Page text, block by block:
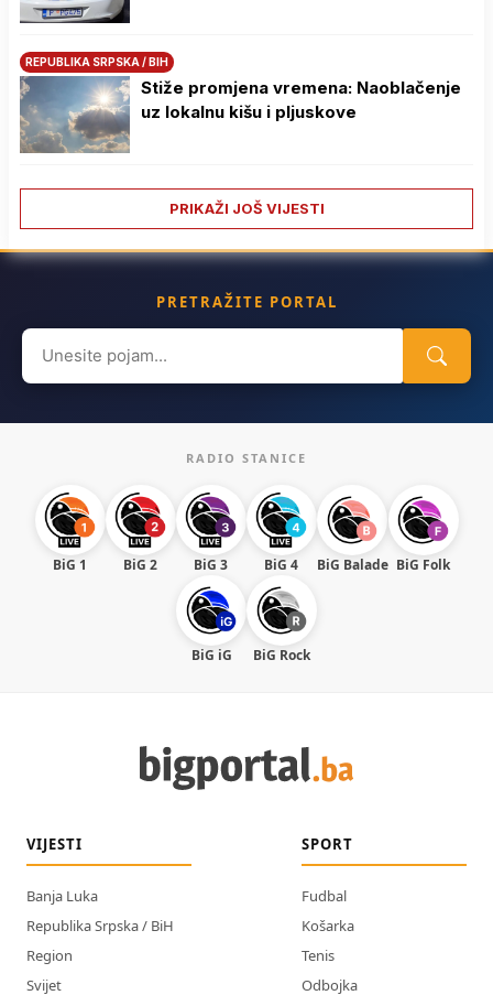
REPUBLIKA SRPSKA / BIH
Stiže promjena vremena: Naoblačenje
uz lokalnu kišu i pljuskove
PRIKAŽI JOŠ VIJESTI
PRETRAŽITE PORTAL
Search
for:
RADIO STANICE
BiG 1 BiG 2 BiG 3 BiG 4 BiG Balade BiG Folk
BiG iG BiG Rock
VIJESTI
Banja Luka
Republika Srpska / BiH
Region
Svijet
SPORT
Fudbal
Košarka
Tenis
Odbojka